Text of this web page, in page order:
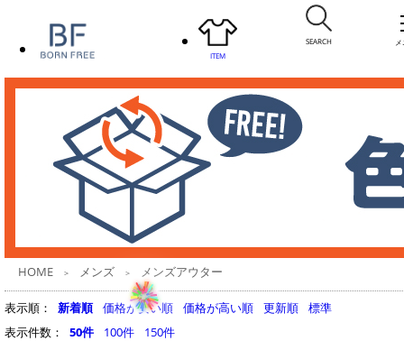
SEARCH
ITEM
HOME > メンズ > メンズアウター
表示順： 新着順 価格が安い順 価格が高い順 更新順
標準
表示件数：
50件 100件 150件